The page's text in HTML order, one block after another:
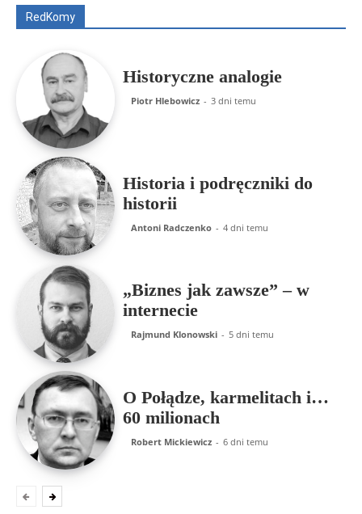
RedKomy
Historyczne analogie
Piotr Hlebowicz - 3 dni temu
Historia i podręczniki do
historii
Antoni Radczenko - 4 dni temu
„Biznes jak zawsze” – w
internecie
Rajmund Klonowski - 5 dni temu
O Połądze, karmelitach i…
60 milionach
Robert Mickiewicz - 6 dni temu